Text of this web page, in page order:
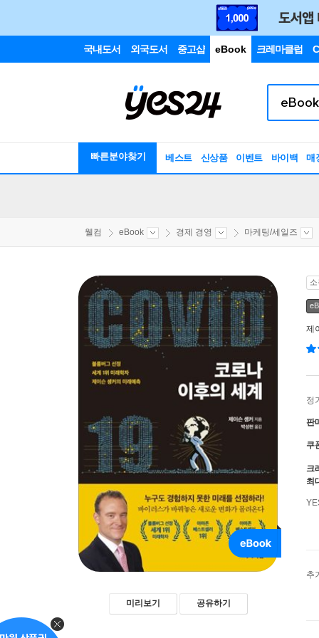
국내도서 외국도서 중고샵 eBook 크레마클럽
빠른분야찾기 베스트 신상품 이벤트 바이백 매
웰컴 eBook 경제 경영 마케팅/세일즈
미리보기 공유하기
제
정
판
쿠
크
최
추